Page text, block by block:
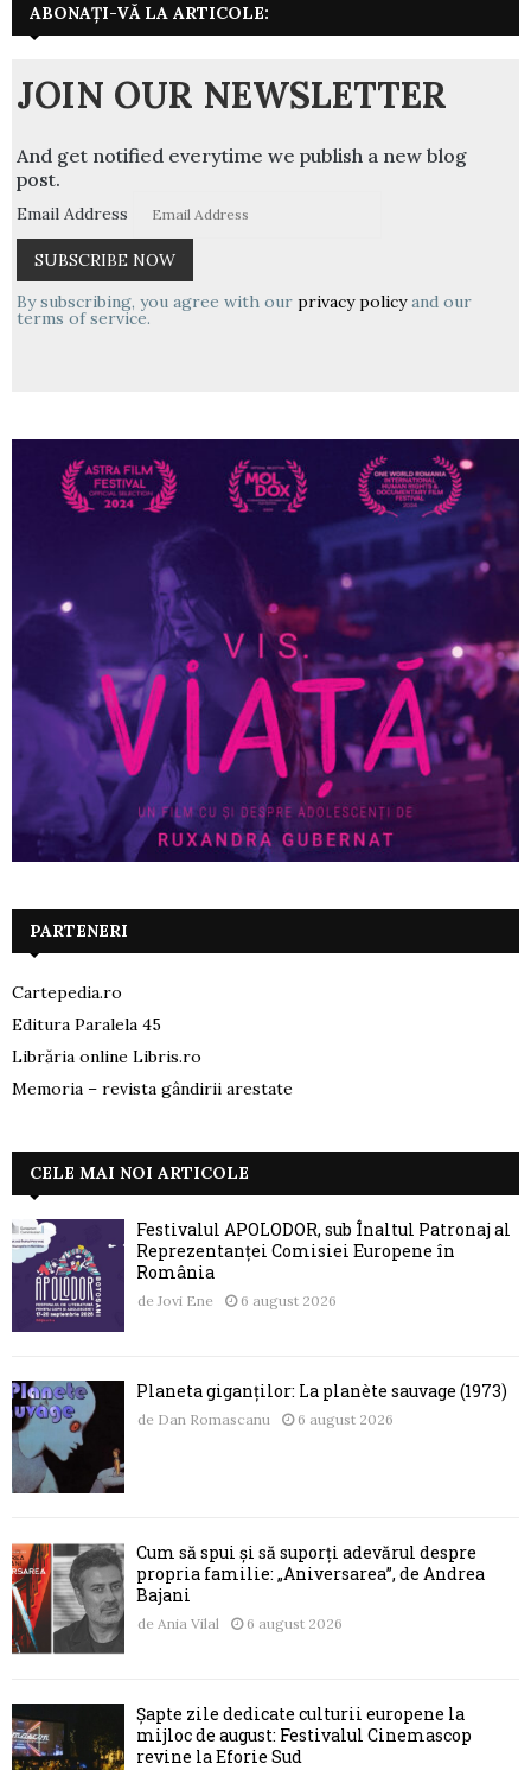
ABONAȚI-VĂ LA ARTICOLE:
JOIN OUR NEWSLETTER
And get notified everytime we publish a new blog
post.
Email Address
By subscribing, you agree with our privacy policyand our
terms of service.
PARTENERI
Cartepedia.ro
Editura Paralela 45
Librăria online Libris.ro
Memoria – revista gândirii arestate
CELE MAI NOI ARTICOLE
Festivalul APOLODOR, sub Înaltul Patronaj al
Reprezentanței Comisiei Europene în
România
de Jovi Ene 6 august 2026
Planeta giganților: La planète sauvage (1973)
de Dan Romascanu 6 august 2026
Cum să spui și să suporți adevărul despre
propria familie: „Aniversarea”, de Andrea
Bajani
de Ania Vilal 6 august 2026
Șapte zile dedicate culturii europene la
mijloc de august: Festivalul Cinemascop
revine la Eforie Sud